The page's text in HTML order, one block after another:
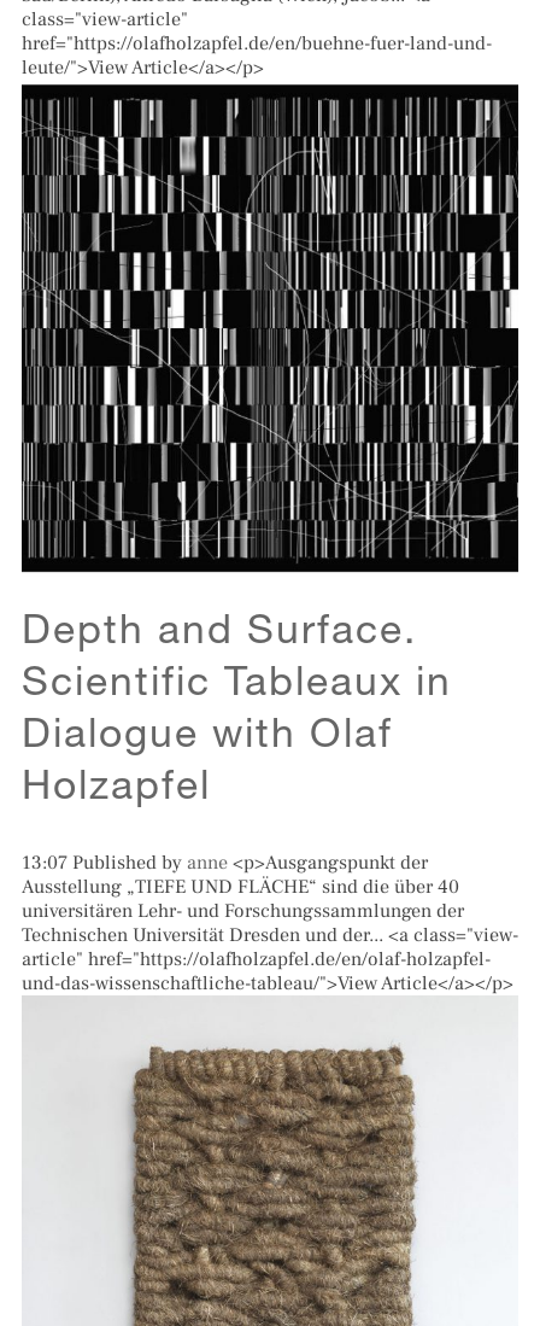
class="view-article"
href="https://olafholzapfel.de/en/buehne-fuer-land-und-
leute/">View Article</a></p>
Depth and Surface.
Scientific Tableaux in
Dialogue with Olaf
Holzapfel
13:07 Published by anne <p>Ausgangspunkt der
Ausstellung „TIEFE UND FLÄCHE“ sind die über 40
universitären Lehr- und Forschungssammlungen der
Technischen Universität Dresden und der... <a class="view-
article" href="https://olafholzapfel.de/en/olaf-holzapfel-
und-das-wissenschaftliche-tableau/">View Article</a></p>